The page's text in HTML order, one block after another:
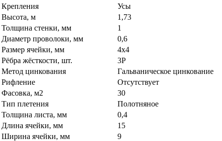
Крепления
Усы
Высота, м
1,73
Толщина стенки, мм
1
Диаметр проволоки, мм
0,6
Размер ячейки, мм
4х4
Рёбра жёсткости, шт.
3Р
Метод цинкования
Гальваническое цинкование
Рифление
Отсутствует
Фасовка, м2
30
Тип плетения
Полотняное
Толщина листа, мм
0,4
Длина ячейки, мм
15
Ширина ячейки, мм
9